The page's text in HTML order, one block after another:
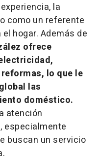
la
como un referente
hogar. Además de
ofrece
lo que le
las
doméstico.
atención
especialmente
buscan un servicio